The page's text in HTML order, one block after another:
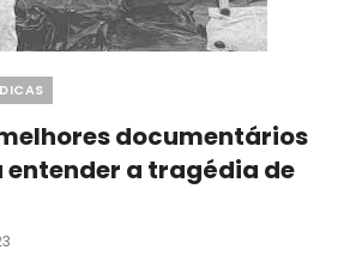
DICAS
documentários
entender a tragédia de